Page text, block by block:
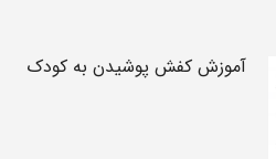
آموزش کفش پوشیدن به کودک